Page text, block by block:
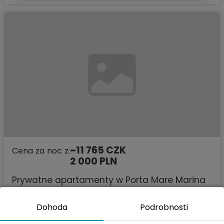
Cena za noc z:~11 765 CZK
2 000 PLN
Prywatne apartamenty w Porta Mare Marina
z basenem
dětské hřiště • krytý bazén •
Dohoda Podrobnosti